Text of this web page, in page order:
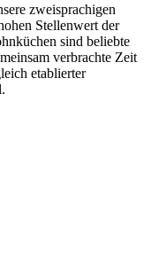
zweisprachigen
Stellenwert der
sind beliebte
verbrachte Zeit
etablierter